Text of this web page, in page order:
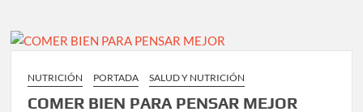
NUTRICIÓN PORTADA SALUD Y NUTRICIÓN
COMER BIEN PARA PENSAR MEJOR